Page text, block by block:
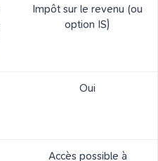
Impôt sur le revenu (ou
option IS)
Oui
Accès possible à